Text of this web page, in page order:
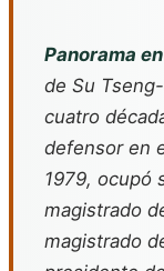
Panorama
de Su
cuatro
defensor en
1979, ocupó
magistrado
magistrado